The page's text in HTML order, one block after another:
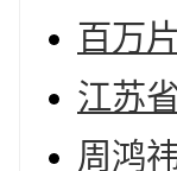
百万
江苏
周鸿